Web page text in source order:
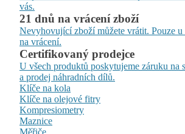
vás.
21 dnů na vrácení zboží
Nevyhovující zboží můžete vrátit. Pouze u
na vrácení.
Certifikovaný prodejce
U všech produktů poskytujeme záruku na
a prodej náhradních dílů.
Klíče na kola
Klíče na olejové fitry
Kompresiometry
Maznice
Měřiče